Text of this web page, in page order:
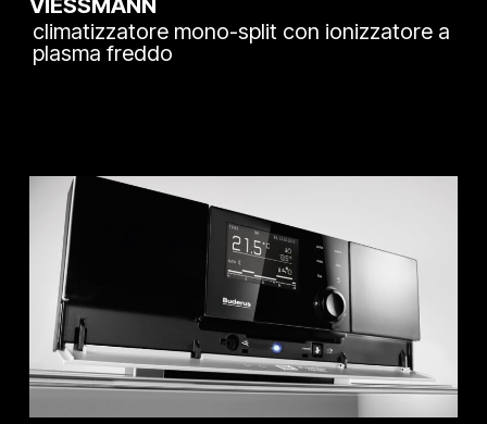
VIESSMANN
climatizzatore mono-split con ionizzatore a
plasma freddo